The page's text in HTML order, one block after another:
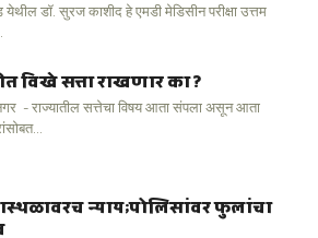
डॉ. सुरज काशीद हे एमडी मेडिसीन परीक्षा उत्तम
विखे सत्ता राखणार का ?
- राज्यातील सत्तेचा विषय आता संपला असून आता
न्याय;पोलिसांवर फुलांचा